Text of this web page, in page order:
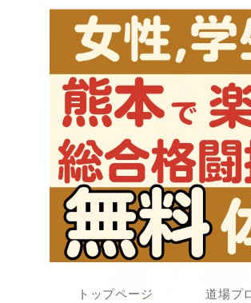
トップページ 道場プ